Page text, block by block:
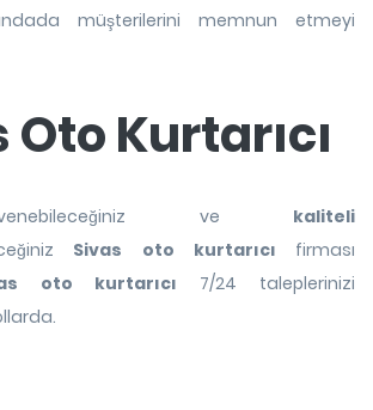
müşterilerini memnun etmeyi
Oto Kurtarıcı
ve kaliteli
Sivas oto kurtarıcı firması
oto kurtarıcı 7/24 taleplerinizi